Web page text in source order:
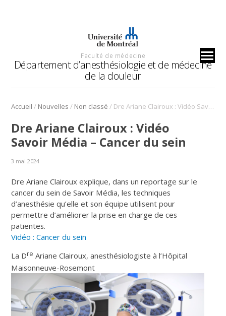
Faculté de médecine
Département d’anesthésiologie et de médecine
de la douleur
Accueil / Nouvelles / Non classé / Dre Ariane Clairoux : Vidéo Savoir Média – Cancer du sein
Dre Ariane Clairoux : Vidéo
Savoir Média – Cancer du sein
3 mai 2024
Dre Ariane Clairoux explique, dans un reportage sur le
cancer du sein de Savoir Média, les techniques
d’anesthésie qu’elle et son équipe utilisent pour
permettre d’améliorer la prise en charge de ces
patientes.
Vidéo : Cancer du sein
La Dre Ariane Clairoux, anesthésiologiste à l’Hôpital
Maisonneuve-Rosemont